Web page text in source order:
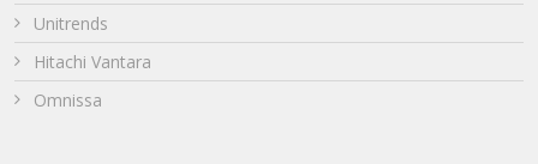
Unitrends
Hitachi Vantara
Omnissa